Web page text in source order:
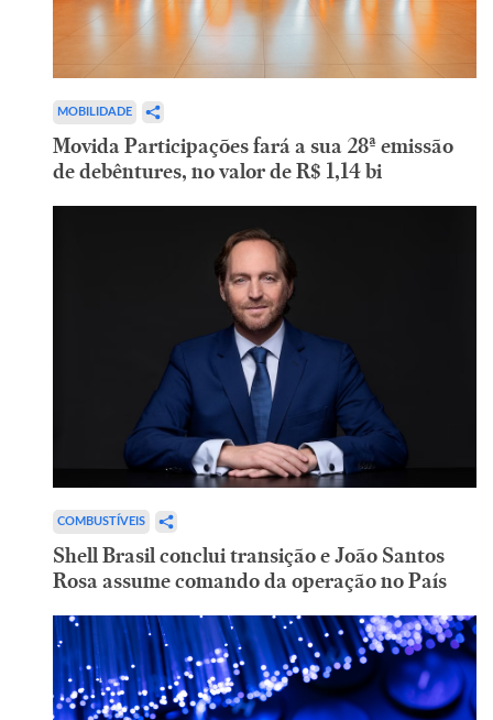
MOBILIDADE
Movida Participações fará a sua 28ª emissão
de debêntures, no valor de R$ 1,14 bi
COMBUSTÍVEIS
Shell Brasil conclui transição e João Santos
Rosa assume comando da operação no País